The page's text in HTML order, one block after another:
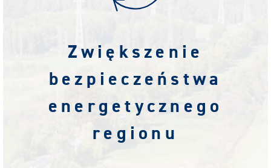
Zwiększenie
bezpieczeństwa
energetycznego
regionu